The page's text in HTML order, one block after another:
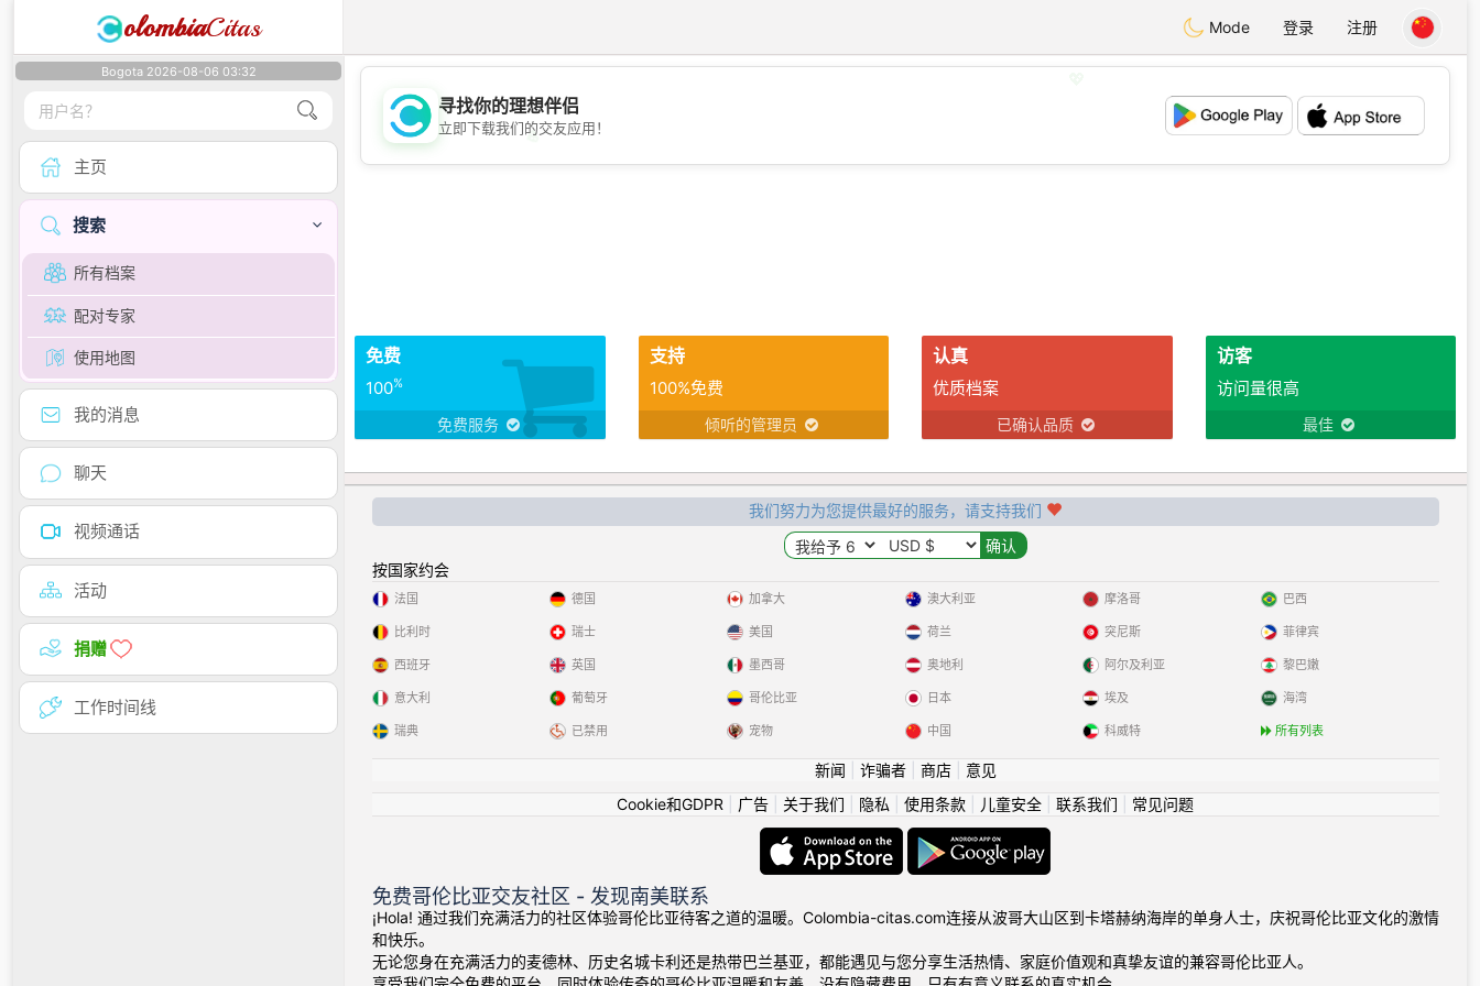
olombiaCitas Mode 登录 注册
Bogota 2026-08-06 03:32
主页
搜索
所有档案
配对专家
使用地图
我的消息
聊天
视频通话
活动
捐赠
工作时间线
💖
💕
寻找你的理想伴侣
立即下载我们的交友应用！
免费
100%
免费服务
支持
100%免费
倾听的管理员
认真
优质档案
已确认品质
访客
访问量很高
最佳
我们努力为您提供最好的服务，请支持我们
按国家约会
法国
比利时
西班牙
意大利
瑞典
德国
瑞士
英国
葡萄牙
已禁用
加拿大
美国
墨西哥
哥伦比亚
宠物
澳大利亚
荷兰
奥地利
日本
中国
摩洛哥
突尼斯
阿尔及利亚
埃及
科威特
巴西
菲律宾
黎巴嫩
海湾
所有列表
新闻 诈骗者| 商店| 意见
Cookie和GDPR
广告 关于我们 隐私 使用条款 儿童安全 联系我们 常见问题
免费哥伦比亚交友社区 - 发现南美联系
¡Hola! 通过我们充满活力的社区体验哥伦比亚待客之道的温暖。Colombia-citas.com连接从波哥大山区到卡塔赫纳海岸的单身人士，庆祝哥伦比亚文化的激情
和快乐。
无论您身在充满活力的麦德林、历史名城卡利还是热带巴兰基亚，都能遇见与您分享生活热情、家庭价值观和真挚友谊的兼容哥伦比亚人。